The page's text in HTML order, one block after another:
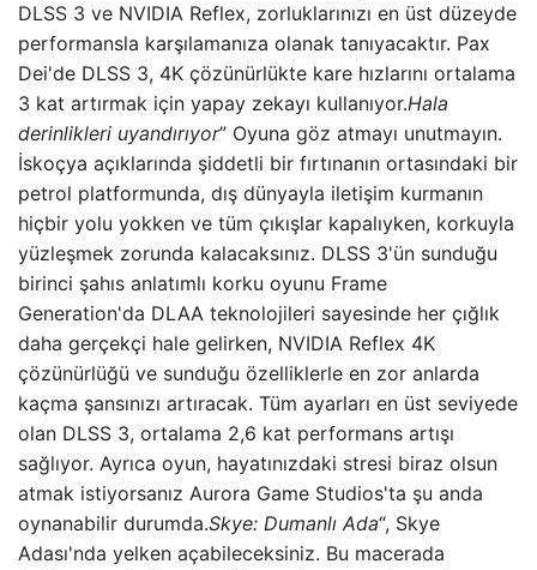
DLSS 3 ve NVIDIA Reflex, zorluklarınızı en üst düzeyde
performansla karşılamanıza olanak tanıyacaktır. Pax
Dei'de DLSS 3, 4K çözünürlükte kare hızlarını ortalama
3 kat artırmak için yapay zekayı kullanıyor.Hala
derinlikleri uyandırıyor” Oyuna göz atmayı unutmayın.
İskoçya açıklarında şiddetli bir fırtınanın ortasındaki bir
petrol platformunda, dış dünyayla iletişim kurmanın
hiçbir yolu yokken ve tüm çıkışlar kapalıyken, korkuyla
yüzleşmek zorunda kalacaksınız. DLSS 3'ün sunduğu
birinci şahıs anlatımlı korku oyunu Frame
Generation'da DLAA teknolojileri sayesinde her çığlık
daha gerçekçi hale gelirken, NVIDIA Reflex 4K
çözünürlüğü ve sunduğu özelliklerle en zor anlarda
kaçma şansınızı artıracak. Tüm ayarları en üst seviyede
olan DLSS 3, ortalama 2,6 kat performans artışı
sağlıyor. Ayrıca oyun, hayatınızdaki stresi biraz olsun
atmak istiyorsanız Aurora Game Studios'ta şu anda
oynanabilir durumda.Skye: Dumanlı Ada“, Skye
Adası'nda yelken açabileceksiniz. Bu macerada